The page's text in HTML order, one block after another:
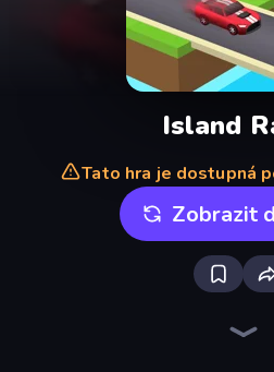
Island
Tato hra je dostupná
Zobrazit